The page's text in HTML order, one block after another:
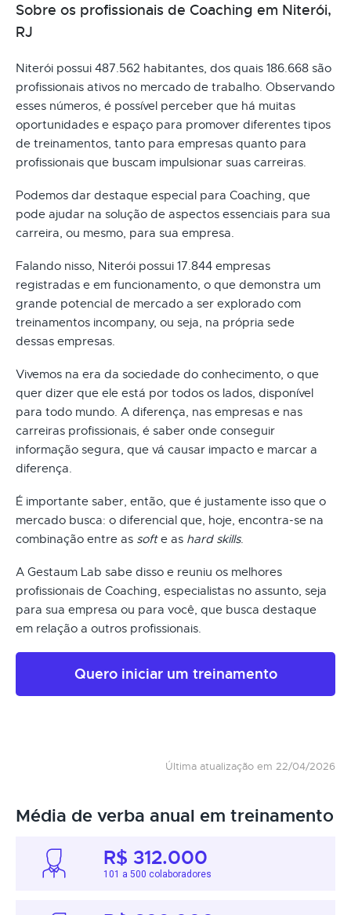
Sobre os profissionais de Coaching em Niterói,
RJ
Niterói possui 487.562 habitantes, dos quais 186.668 são
profissionais ativos no mercado de trabalho. Observando
esses números, é possível perceber que há muitas
oportunidades e espaço para promover diferentes tipos
de treinamentos, tanto para empresas quanto para
profissionais que buscam impulsionar suas carreiras.
Podemos dar destaque especial para Coaching, que
pode ajudar na solução de aspectos essenciais para sua
carreira, ou mesmo, para sua empresa.
Falando nisso, Niterói possui 17.844 empresas
registradas e em funcionamento, o que demonstra um
grande potencial de mercado a ser explorado com
treinamentos incompany, ou seja, na própria sede
dessas empresas.
Vivemos na era da sociedade do conhecimento, o que
quer dizer que ele está por todos os lados, disponível
para todo mundo. A diferença, nas empresas e nas
carreiras profissionais, é saber onde conseguir
informação segura, que vá causar impacto e marcar a
diferença.
É importante saber, então, que é justamente isso que o
mercado busca: o diferencial que, hoje, encontra-se na
combinação entre as softe as hard skills.
A Gestaum Lab sabe disso e reuniu os melhores
profissionais de Coaching, especialistas no assunto, seja
para sua empresa ou para você, que busca destaque
em relação a outros profissionais.
Quero iniciar um treinamento
Última atualização em 22/04/2026
Média de verba anual em treinamento
R$ 312.000
101 a 500 colaboradores